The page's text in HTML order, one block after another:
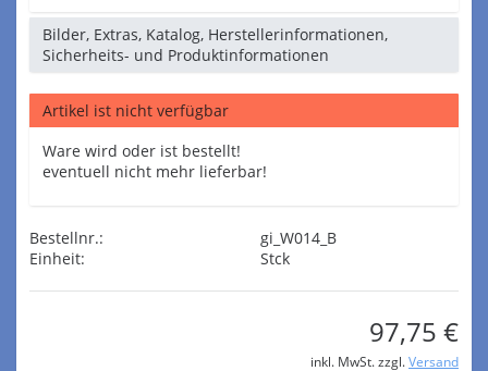
Bilder, Extras, Katalog, Herstellerinformationen,
Sicherheits- und Produktinformationen
Artikel ist nicht verfügbar
Ware wird oder ist bestellt!
eventuell nicht mehr lieferbar!
Bestellnr.:
gi_W014_B
Einheit:
Stck
97,75 €
inkl. MwSt. zzgl. Versand